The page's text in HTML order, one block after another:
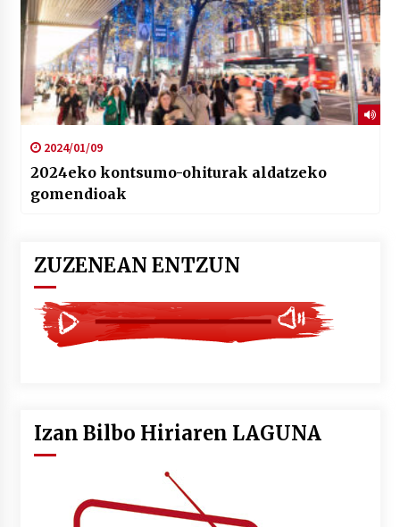
2024/01/09
2024eko kontsumo-ohiturak aldatzeko
gomendioak
ZUZENEAN ENTZUN
Izan Bilbo Hiriaren LAGUNA